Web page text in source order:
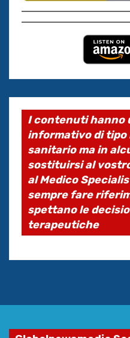
I contenuti hanno
informativo di
sanitario ma in
sostituirsi al
al Medico
sempre fare
spettano le
terapeutiche